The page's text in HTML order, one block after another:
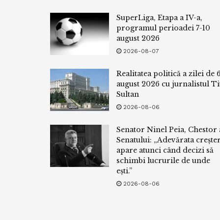
SuperLiga, Etapa a IV-a,
programul perioadei 7-10
august 2026
2026-08-07
Realitatea politică a zilei de 6
august 2026 cu jurnalistul
Sultan
2026-08-06
Senator Ninel Peia, Chestor
Senatului: „Adevărata
apare atunci când decizi să
schimbi lucrurile de unde
ești.”
2026-08-06